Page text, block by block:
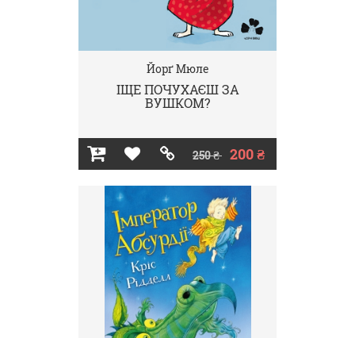
Йорґ Мюле
ІЩЕ ПОЧУХАЄШ ЗА
ВУШКОМ?
250 ₴ 200 ₴